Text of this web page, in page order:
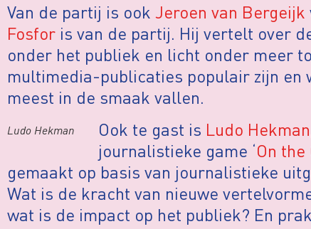
Van de partij is ook Jeroen van Bergeijk
Fosfor is van de partij. Hij vertelt over
onder het publiek en licht onder meer
multimedia-publicaties populair zijn en
meest in de smaak vallen.
Ludo Hekman Ook te gast is Ludo Hekman
journalistieke game ‘On
gemaakt op basis van journalistieke
Wat is de kracht van nieuwe
wat is de impact op het publiek? En